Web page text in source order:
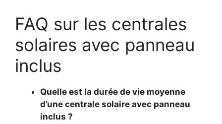
FAQ sur les centrales
solaires avec panneau
inclus
Quelle est la durée de vie moyenne
d’une centrale solaire avec panneau
inclus ?